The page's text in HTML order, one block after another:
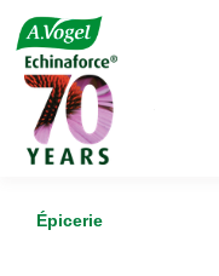
Accueil
Les solutions A. Vogel
Épicerie